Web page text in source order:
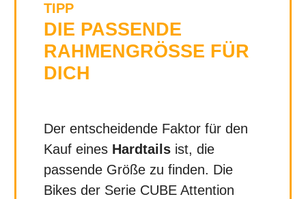
TIPP
DIE PASSENDE
RAHMENGRÖSSE FÜR D
ICH
Der entscheidende Faktor für den
Kauf eines Hardtails ist, die
passende Größe zu finden. Die
Bikes der Serie CUBE Attention